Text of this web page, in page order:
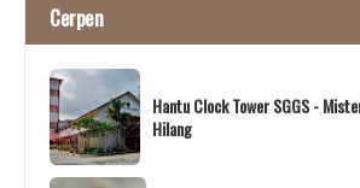
Cerpen
Hantu Clock Tower SGGS -
Hilang